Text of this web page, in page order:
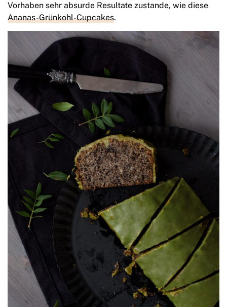
Vorhaben sehr absurde Resultate zustande, wie diese
Ananas-Grünkohl-Cupcakes.